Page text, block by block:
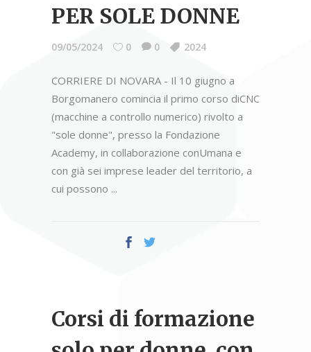
PER SOLE DONNE
09/05/2024 0 0 2024
CORRIERE DI NOVARA - Il 10 giugno a
Borgomanero comincia il primo corso diCNC
(macchine a controllo numerico) rivolto a
"sole donne", presso la Fondazione
Academy, in collaborazione conUmana e
con già sei imprese leader del territorio, a
cui possono
Corsi di formazione